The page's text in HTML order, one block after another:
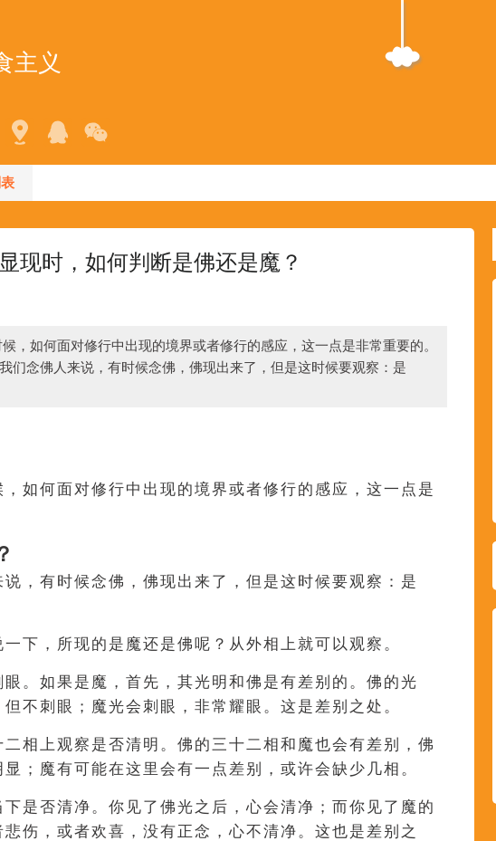
主义
现时，如何判断是佛还是魔？
，如何面对修行中出现的境界或者修行的感应，这一点是非常重要的。
们念佛人来说，有时候念佛，佛现出来了，但是这时候要观察：是
如何面对修行中出现的境界或者修行的感应，这一点是
，有时候念佛，佛现出来了，但是这时候要观察：是
下，所现的是魔还是佛呢？从外相上就可以观察。
。如果是魔，首先，其光明和佛是有差别的。佛的光
不刺眼；魔光会刺眼，非常耀眼。这是差别之处。
相上观察是否清明。佛的三十二相和魔也会有差别，佛
；魔有可能在这里会有一点差别，或许会缺少几相。
是否清净。你见了佛光之后，心会清净；而你见了魔的
伤，或者欢喜，没有正念，心不清净。这也是差别之